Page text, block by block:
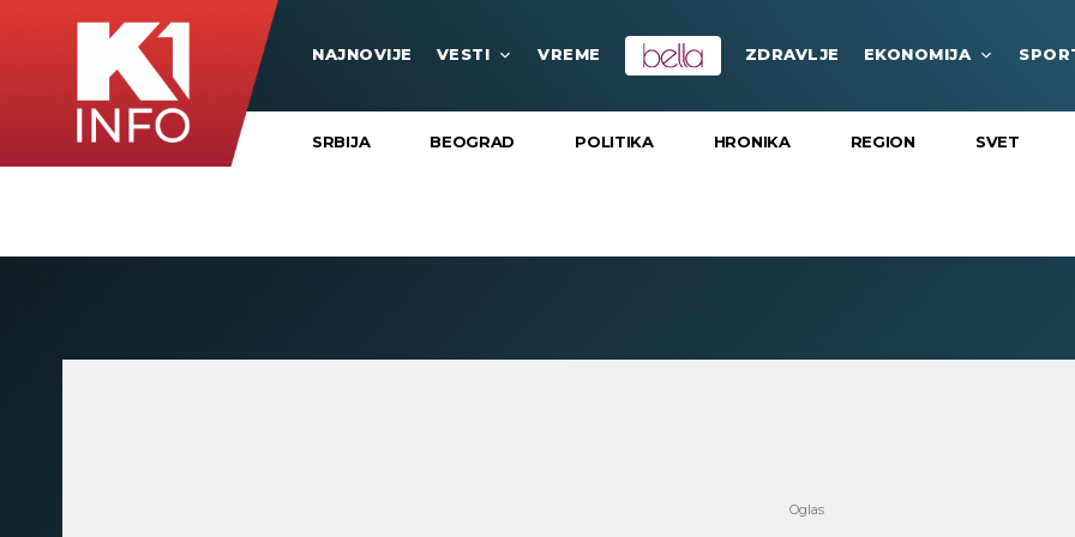
NAJNOVIJE VESTI VREME ZDRAVLJE EKONOMIJA
SRBIJA BEOGRAD POLITIKA HRONIKA REGION SVET